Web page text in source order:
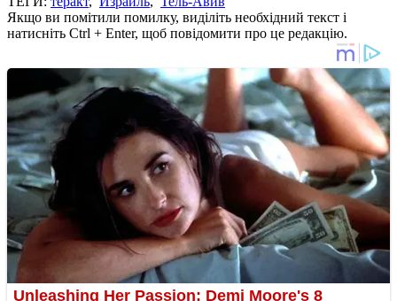
Якщо ви помітили помилку, виділіть необхідний текст і
натисніть Ctrl + Enter, щоб повідомити про це редакцію.